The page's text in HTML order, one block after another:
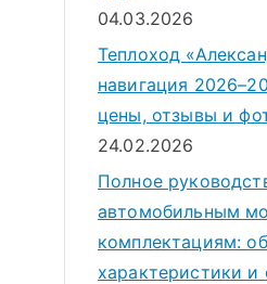
04.03.2026
Теплоход
навигация
цены, отзывы и
24.02.2026
Полное
автомобильным
комплектациям:
характеристики и